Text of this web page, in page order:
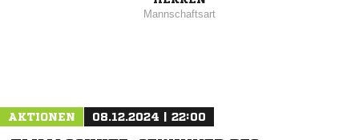
Mannschaftsart
AKTIONEN 08.12.2024 | 22:00